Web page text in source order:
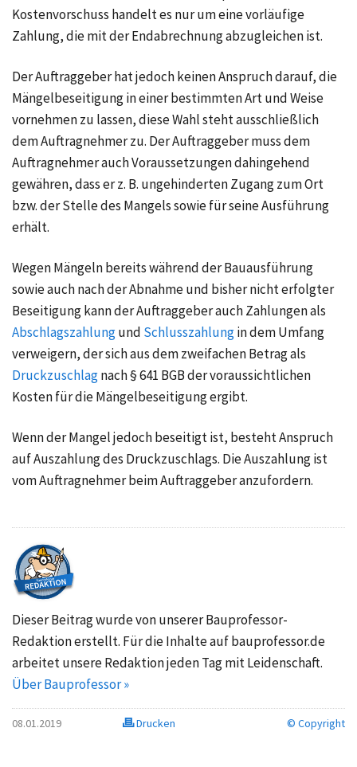
Kostenvorschuss handelt es nur um eine vorläufige
Zahlung, die mit der Endabrechnung abzugleichen ist.
Der Auftraggeber hat jedoch keinen Anspruch darauf, die
Mängelbeseitigung in einer bestimmten Art und Weise
vornehmen zu lassen, diese Wahl steht ausschließlich
dem Auftragnehmer zu. Der Auftraggeber muss dem
Auftragnehmer auch Voraussetzungen dahingehend
gewähren, dass er z. B. ungehinderten Zugang zum Ort
bzw. der Stelle des Mangels sowie für seine Ausführung
erhält.
Wegen Mängeln bereits während der Bauausführung
sowie auch nach der Abnahme und bisher nicht erfolgter
Beseitigung kann der Auftraggeber auch Zahlungen als
Abschlagszahlungund Schlusszahlungin dem Umfang
verweigern, der sich aus dem zweifachen Betrag als
Druckzuschlagnach § 641 BGB der voraussichtlichen
Kosten für die Mängelbeseitigung ergibt.
Wenn der Mangel jedoch beseitigt ist, besteht Anspruch
auf Auszahlung des Druckzuschlags. Die Auszahlung ist
vom Auftragnehmer beim Auftraggeber anzufordern.
Dieser Beitrag wurde von unserer Bauprofessor-
Redaktion erstellt. Für die Inhalte auf bauprofessor.de
arbeitet unsere Redaktion jeden Tag mit Leidenschaft.
Über Bauprofessor »
08.01.2019 Drucken © Copyright